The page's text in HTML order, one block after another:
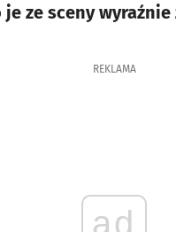
ze sceny wyraźnie
REKLAMA
ad